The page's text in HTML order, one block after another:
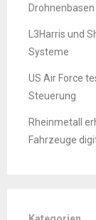
Drohnenbasen
L3Harris und
Systeme
US Air Force
Steuerung
Rheinmetall
Fahrzeuge